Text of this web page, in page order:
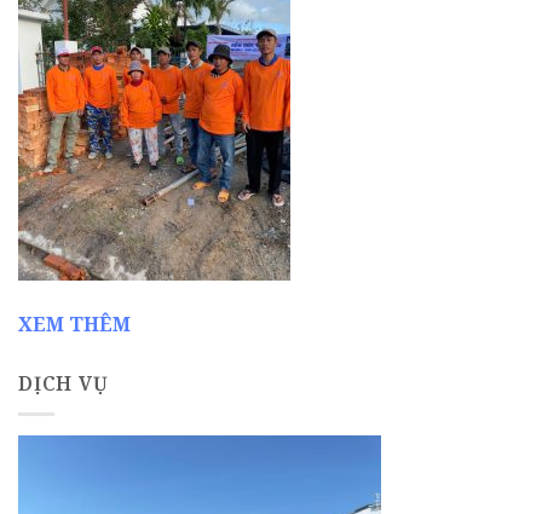
XEM THÊM
DỊCH VỤ